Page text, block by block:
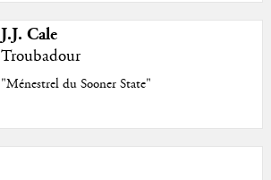
J.J. Cale
Troubadour
"Ménestrel du Sooner State"